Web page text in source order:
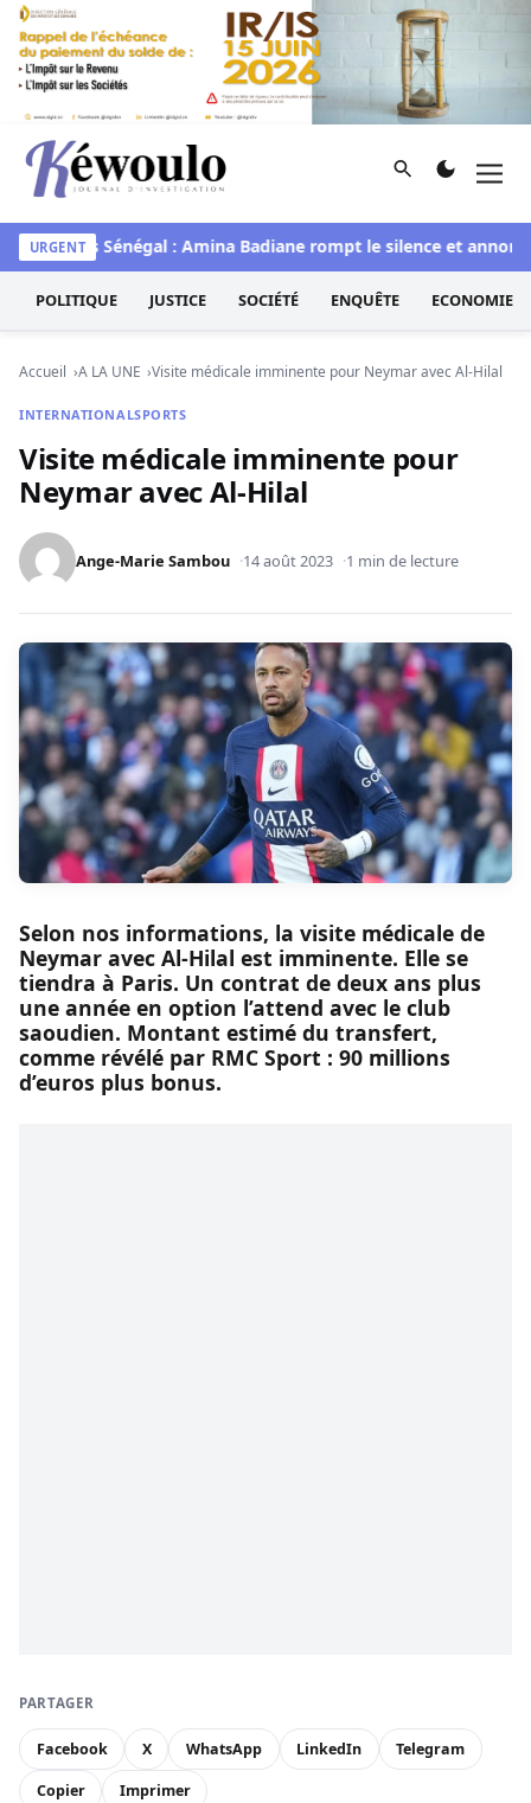
Aller au contenu
Kéwoulo, le premier site d'information et d'investigation
Rechercher
URGENT
Miss Sénégal : Amina Badiane rompt le silence et
POLITIQUE JUSTICE SOCIÉTÉ ENQUÊTE ECONOMIE
Accueil A LA UNE Visite médicale imminente pour Neymar avec Al-Hilal
INTERNATIONALSPORTS
Visite médicale imminente pour
Neymar avec Al-Hilal
Ange-Marie Sambou 14 août 2023 1 min de lecture
Selon nos informations, la visite médicale de
Neymar avec Al-Hilal est imminente. Elle se
tiendra à Paris. Un contrat de deux ans plus
une année en option l’attend avec le club
saoudien. Montant estimé du transfert,
comme révélé par RMC Sport : 90 millions
d’euros plus bonus.
PARTAGER
Facebook X WhatsApp LinkedIn Telegram
Copier Imprimer